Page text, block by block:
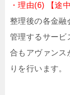
・理由(6) 【途
整理後の各金融
管理するサービ
合もアヴァンス
りを行います。